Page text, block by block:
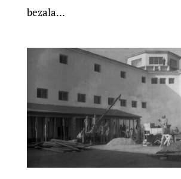
bezala...